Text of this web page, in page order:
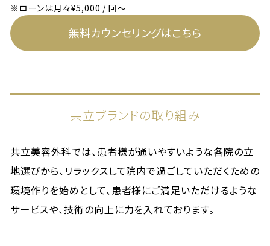
※ローンは月々¥5,000 / 回～
無料カウンセリングはこちら
共立ブランドの取り組み
共立美容外科では、患者様が通いやすいような各院の立
地選びから、リラックスして院内で過ごしていただくための
環境作りを始めとして、患者様にご満足いただけるような
サービスや、技術の向上に力を入れております。